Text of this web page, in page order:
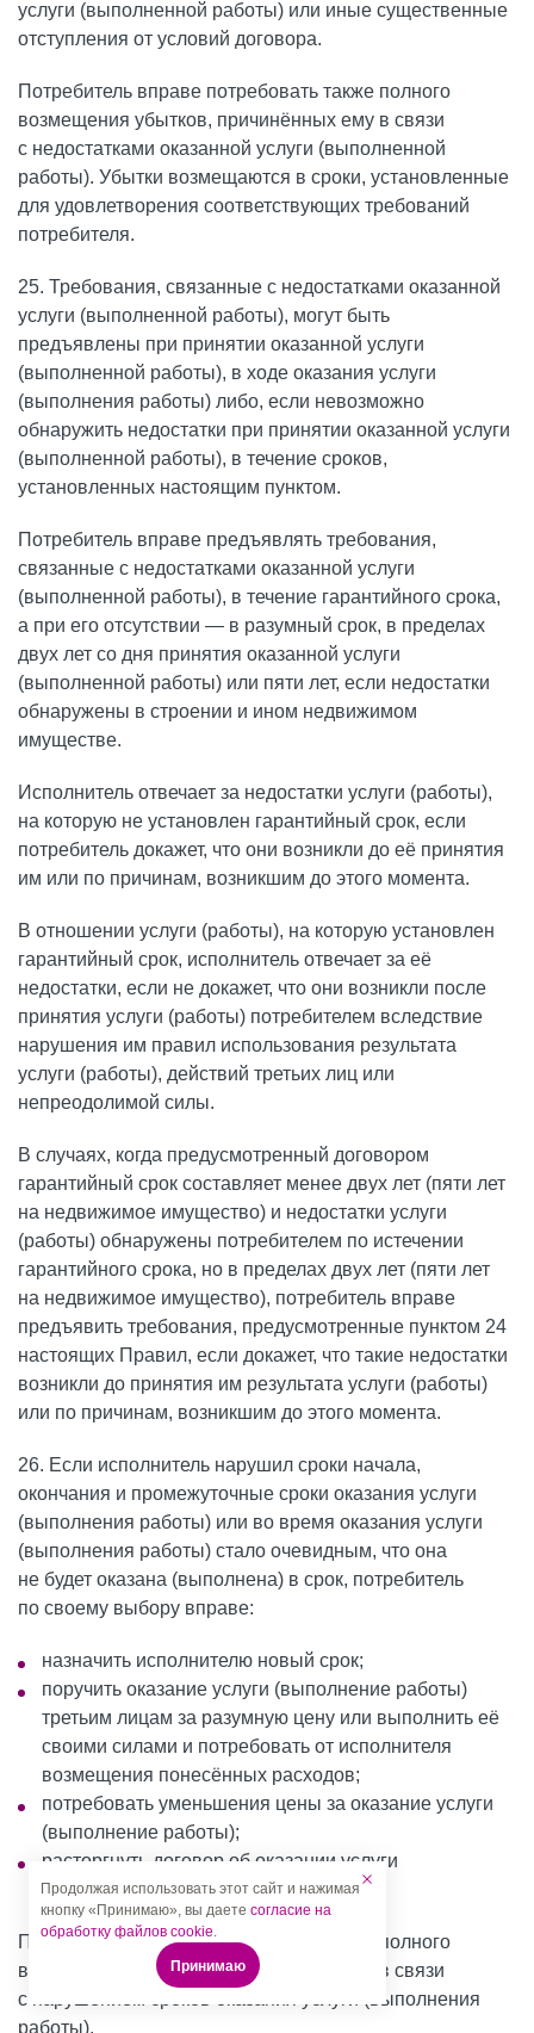
услуги (выполненной работы) или иные существенные
отступления от условий договора.
Потребитель вправе потребовать также полного
возмещения убытков, причинённых ему в связи
с недостатками оказанной услуги (выполненной
работы). Убытки возмещаются в сроки, установленные
для удовлетворения соответствующих требований
потребителя.
25. Требования, связанные с недостатками оказанной
услуги (выполненной работы), могут быть
предъявлены при принятии оказанной услуги
(выполненной работы), в ходе оказания услуги
(выполнения работы) либо, если невозможно
обнаружить недостатки при принятии оказанной услуги
(выполненной работы), в течение сроков,
установленных настоящим пунктом.
Потребитель вправе предъявлять требования,
связанные с недостатками оказанной услуги
(выполненной работы), в течение гарантийного срока,
а при его отсутствии — в разумный срок, в пределах
двух лет со дня принятия оказанной услуги
(выполненной работы) или пяти лет, если недостатки
обнаружены в строении и ином недвижимом
имуществе.
Исполнитель отвечает за недостатки услуги (работы),
на которую не установлен гарантийный срок, если
потребитель докажет, что они возникли до её принятия
им или по причинам, возникшим до этого момента.
В отношении услуги (работы), на которую установлен
гарантийный срок, исполнитель отвечает за её
недостатки, если не докажет, что они возникли после
принятия услуги (работы) потребителем вследствие
нарушения им правил использования результата
услуги (работы), действий третьих лиц или
непреодолимой силы.
В случаях, когда предусмотренный договором
гарантийный срок составляет менее двух лет (пяти лет
на недвижимое имущество) и недостатки услуги
(работы) обнаружены потребителем по истечении
гарантийного срока, но в пределах двух лет (пяти лет
на недвижимое имущество), потребитель вправе
предъявить требования, предусмотренные пунктом 24
настоящих Правил, если докажет, что такие недостатки
возникли до принятия им результата услуги (работы)
или по причинам, возникшим до этого момента.
26. Если исполнитель нарушил сроки начала,
окончания и промежуточные сроки оказания услуги
(выполнения работы) или во время оказания услуги
(выполнения работы) стало очевидным, что она
не будет оказана (выполнена) в срок, потребитель
по своему выбору вправе:
назначить исполнителю новый срок;
поручить оказание услуги (выполнение работы)
третьим лицам за разумную цену или выполнить её
своими силами и потребовать от исполнителя
возмещения понесённых расходов;
потребовать уменьшения цены за оказание услуги
(выполнение работы);
расторгнуть договор об оказании услуги
(выполнении работы).
Потребитель вправе потребовать также полного
возмещения убытков, причинённых ему в связи
с нарушением сроков оказания услуги (выполнения
работы).
Продолжая использовать этот сайт и нажимая
кнопку «Принимаю», вы даете согласие на
обработку файлов cookie.
Принимаю